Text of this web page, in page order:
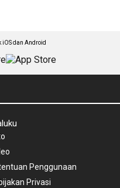
dan Android
Penggunaan
Privasi